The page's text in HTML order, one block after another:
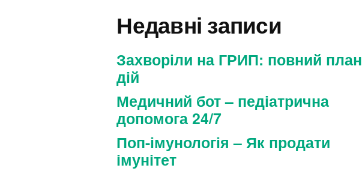
Недавні записи
Захворіли на ГРИП: повний план
дій
Медичний бот – педіатрична
допомога 24/7
Поп-імунологія – Як продати
імунітет